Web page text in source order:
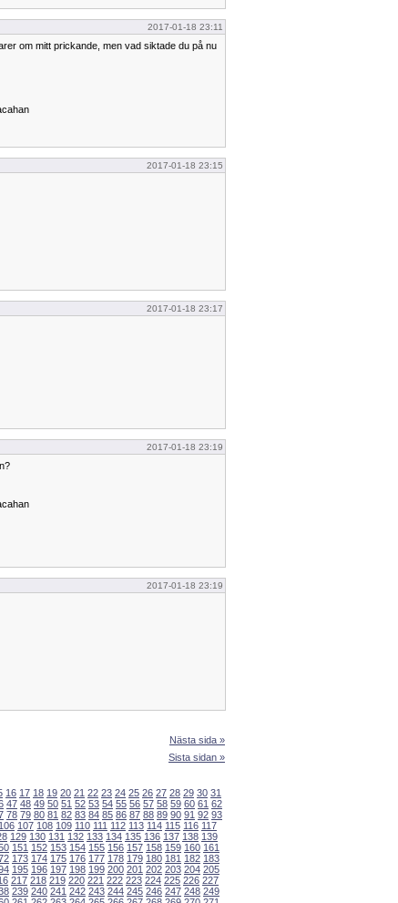
2017-01-18 23:11
om mitt prickande, men vad siktade du på nu
2017-01-18 23:15
2017-01-18 23:17
2017-01-18 23:19
2017-01-18 23:19
Nästa sida »
Sista sidan »
16 17 18 19 20 21 22 23 24 25 26 27 28 29 30 31
47 48 49 50 51 52 53 54 55 56 57 58 59 60 61 62
78 79 80 81 82 83 84 85 86 87 88 89 90 91 92 93
106 107 108 109 110 111 112 113 114 115 116 117
129 130 131 132 133 134 135 136 137 138 139
151 152 153 154 155 156 157 158 159 160 161
173 174 175 176 177 178 179 180 181 182 183
195 196 197 198 199 200 201 202 203 204 205
217 218 219 220 221 222 223 224 225 226 227
239 240 241 242 243 244 245 246 247 248 249